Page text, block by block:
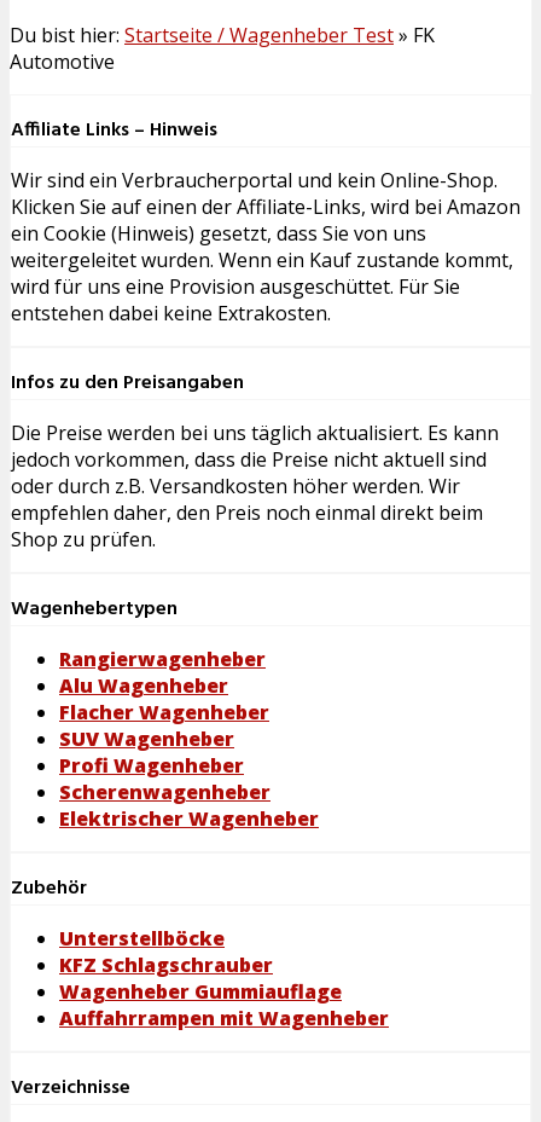
Du bist hier: Startseite / Wagenheber Test» FK
Automotive
Affiliate Links – Hinweis
Wir sind ein Verbraucherportal und kein Online-Shop.
Klicken Sie auf einen der Affiliate-Links, wird bei Amazon
ein Cookie (Hinweis) gesetzt, dass Sie von uns
weitergeleitet wurden. Wenn ein Kauf zustande kommt,
wird für uns eine Provision ausgeschüttet. Für Sie
entstehen dabei keine Extrakosten.
Infos zu den Preisangaben
Die Preise werden bei uns täglich aktualisiert. Es kann
jedoch vorkommen, dass die Preise nicht aktuell sind
oder durch z.B. Versandkosten höher werden. Wir
empfehlen daher, den Preis noch einmal direkt beim
Shop zu prüfen.
Wagenhebertypen
Rangierwagenheber
Alu Wagenheber
Flacher Wagenheber
SUV Wagenheber
Profi Wagenheber
Scherenwagenheber
Elektrischer Wagenheber
Zubehör
Unterstellböcke
KFZ Schlagschrauber
Wagenheber Gummiauflage
Auffahrrampen mit Wagenheber
Verzeichnisse